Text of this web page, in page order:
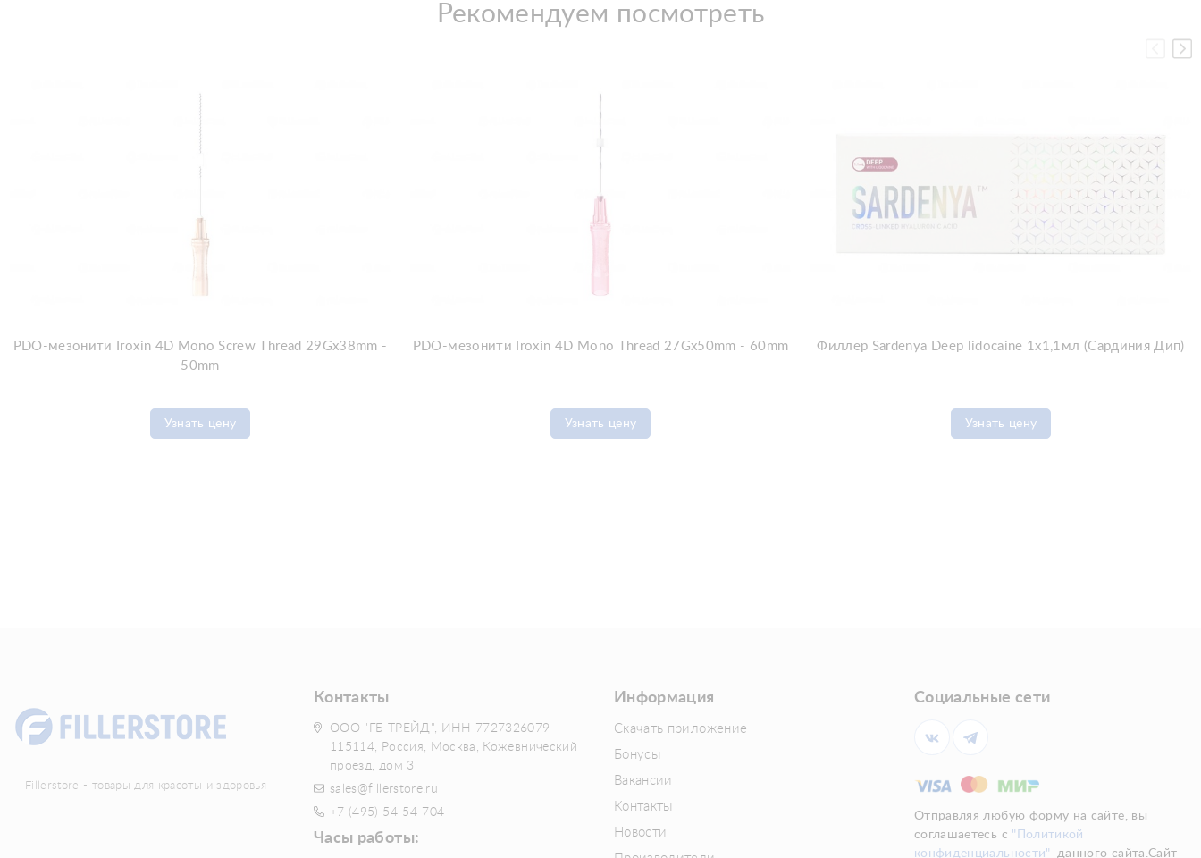
Рекомендуем посмотреть
PDO-мезонити Iroxin 4D Mono Screw Thread 29Gx38mm -
50mm
Узнать цену
PDO-мезонити Iroxin 4D Mono Thread 27Gx50mm - 60mm
Узнать цену
Филлер Sardenya Deep lidocaine 1x1,1мл (Сардиния Дип)
Узнать цену
Fillerstore - товары для красоты и здоровья
Контакты
ООО "ГБ ТРЕЙД", ИНН 7727326079
115114, Россия, Москва, Кожевнический
проезд, дом 3
sales@fillerstore.ru
+7 (495) 54-54-704
Часы работы:
Информация
Скачать приложение
Бонусы
Вакансии
Контакты
Новости
Социальные сети
Отправляя любую форму на сайте, вы
соглашаетесь с "Политикой
конфиденциальности"
данного сайта.Сайт